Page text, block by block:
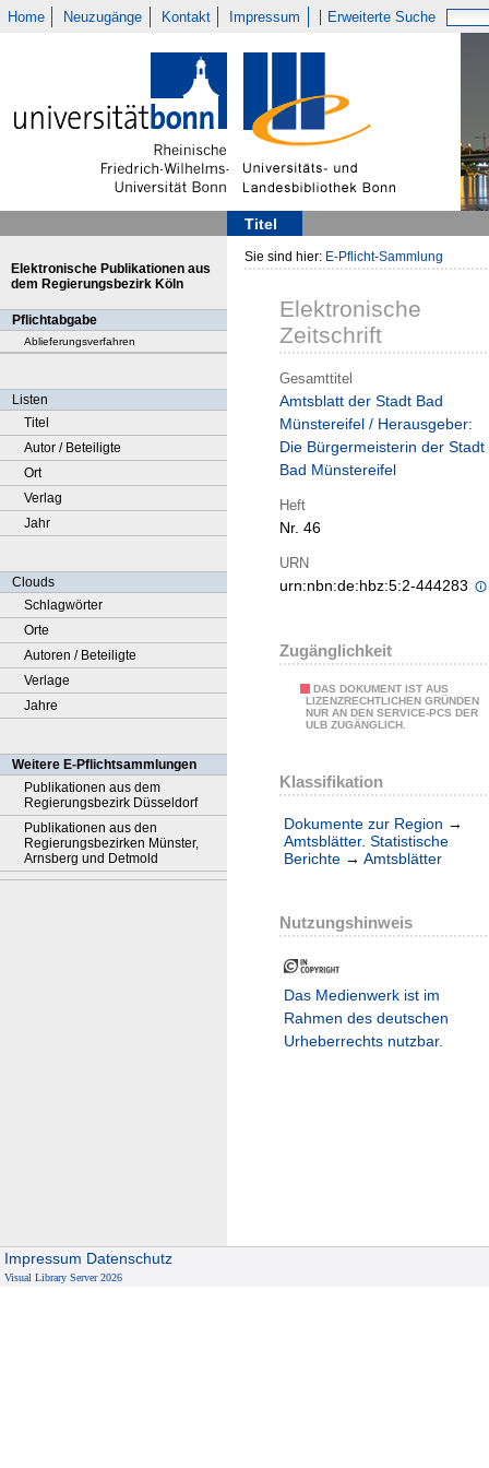
Home Neuzugänge Kontakt Impressum Erweiterte Suche
Titel
Elektronische Publikationen aus
dem Regierungsbezirk Köln
Pflichtabgabe
Ablieferungsverfahren
Listen
Titel
Autor / Beteiligte
Ort
Verlag
Jahr
Clouds
Schlagwörter
Orte
Autoren / Beteiligte
Verlage
Jahre
Weitere E-Pflichtsammlungen
Publikationen aus dem
Regierungsbezirk Düsseldorf
Publikationen aus den
Regierungsbezirken Münster,
Arnsberg und Detmold
Sie sind hier: E-Pflicht-Sammlung
Elektronische
Zeitschrift
Gesamttitel
Amtsblatt der Stadt Bad
Münstereifel / Herausgeber:
Die Bürgermeisterin der Stadt
Bad Münstereifel
Heft
Nr. 46
URN
urn:nbn:de:hbz:5:2-444283
Zugänglichkeit
DAS DOKUMENT IST AUS
LIZENZRECHTLICHEN GRÜNDEN
NUR AN DEN SERVICE-PCS DER
ULB ZUGÄNGLICH.
Klassifikation
Dokumente zur Region →
Amtsblätter. Statistische
Berichte → Amtsblätter
Nutzungshinweis
Das Medienwerk ist im
Rahmen des deutschen
Urheberrechts nutzbar.
Impressum Datenschutz
Visual Library Server 2026